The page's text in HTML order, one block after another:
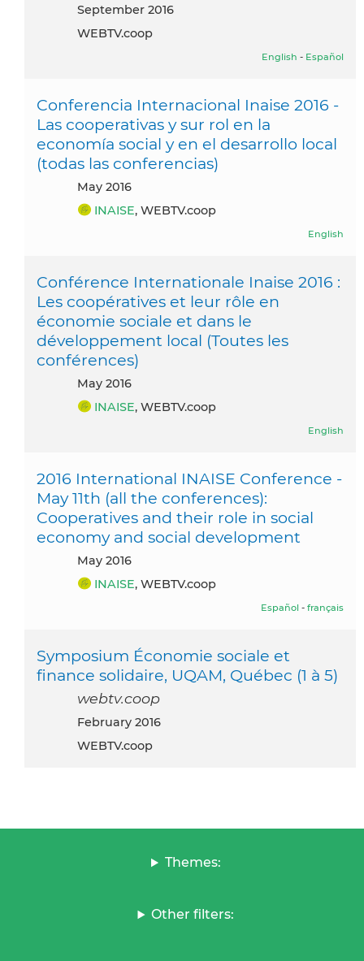
September 2016
WEBTV.coop
English - Español
Conferencia Internacional Inaise 2016 -
Las cooperativas y sur rol en la
economía social y en el desarrollo local
(todas las conferencias)
May 2016
INAISE, WEBTV.coop
English
Conférence Internationale Inaise 2016 :
Les coopératives et leur rôle en
économie sociale et dans le
développement local (Toutes les
conférences)
May 2016
INAISE, WEBTV.coop
English
2016 International INAISE Conference -
May 11th (all the conferences):
Cooperatives and their role in social
economy and social development
May 2016
INAISE, WEBTV.coop
Español - français
Symposium Économie sociale et
finance solidaire, UQAM, Québec (1 à 5)
webtv.coop
February 2016
WEBTV.coop
Themes:
Other filters: